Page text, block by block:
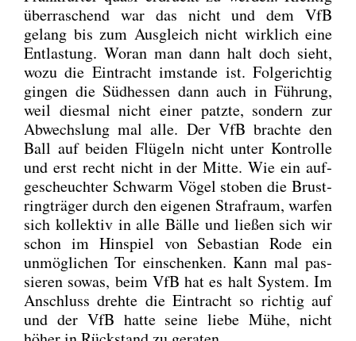
über­ra­schend war das nicht und dem VfB
gelang bis zum Aus­gleich nicht wirk­lich eine
Ent­las­tung. Wor­an man dann halt doch sieht,
wozu die Ein­tracht imstan­de ist. Fol­ge­rich­tig
gin­gen die Süd­hes­sen dann auch in Füh­rung,
weil dies­mal nicht einer patz­te, son­dern zur
Abwechs­lung mal alle. Der VfB brach­te den
Ball auf bei­den Flü­geln nicht unter Kon­trol­le
und erst recht nicht in der Mit­te. Wie ein auf­
ge­scheuch­ter Schwarm Vögel sto­ben die Brust­
ring­trä­ger durch den eige­nen Straf­raum, war­fen
sich kol­lek­tiv in alle Bäl­le und lie­ßen sich wir
schon im Hin­spiel von Sebas­ti­an Rode ein
unmög­li­chen Tor ein­schen­ken. Kann mal pas­
sie­ren sowas, beim VfB hat es halt Sys­tem. Im
Anschluss dreh­te die Ein­tracht so rich­tig auf
und der VfB hat­te sei­ne lie­be Mühe, nicht